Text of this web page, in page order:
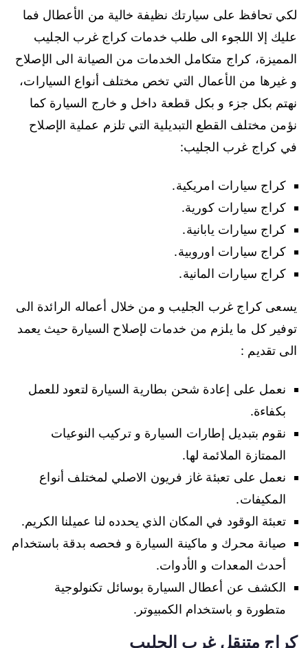
لكي تحافظ على سيارتك نظيفة خالية من الأعطال فما
عليك إلا اللجوء الى طلب خدمات كراج غرب الجليب
المميزة، كراج متكامل الخدمات من الصيانة الى الإصلاح
و غيرها من الأعمال التي تخص مختلف أنواع السيارات،
نهتم بكل جزء و بكل قطعة داخل و خارج السيارة كما
نؤمن مختلف القطع التبديلية التي تلزم عملية الإصلاح
في كراج غرب الجليب:
كراج سيارات امريكية.
كراج سيارات كورية.
كراج سيارات يابانية.
كراج سيارات اوروبية.
كراج سيارات المانية.
يسعى كراج غرب الجليب و من خلال أعماله الرائدة الى
توفير كل ما يلزم من خدمات لإصلاح السيارة حيث يعمد
الى تقديم :
نعمل على إعادة شحن بطارية السيارة لتعود للعمل
بكفاءة.
نقوم بتبديل إطارات السيارة و تركيب النوعيات
الممتازة الملائمة لها.
نعمل على تعبئة غاز فريون الاصلي لمختلف أنواع
المكيفات.
تعبئة الوقود في المكان الذي يحدده لنا عميلنا الكريم.
صيانة محرك و ماكينة السيارة و فحصه بدقة باستخدام
أحدث المعدات و الأدوات.
الكشف عن أعطال السيارة بوسائل تكنولوجية
متطورة و باستخدام الكمبيوتر.
كراج متنقل غرب الجليب